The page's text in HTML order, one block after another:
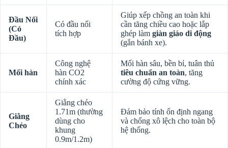
Đầu Nối
(Có
Đầu)
Có đầu nối
tích hợp
Giúp xếp chồng an toàn khi
cần tăng chiều cao hoặc lắp
ghép làm giàn giáo di động
(gắn bánh xe).
Mối hàn
Công nghệ
hàn CO2
chính xác
Mối hàn sâu, bền bỉ, tuân thủ
tiêu chuẩn an toàn, tăng
cường độ cứng vững.
Giằng
Chéo
Giằng chéo
1.71m (thường
dùng cho
khung
0.9m/1.2m)
Đảm bảo tính ổn định ngang
và chống xô lệch cho toàn bộ
hệ thống.